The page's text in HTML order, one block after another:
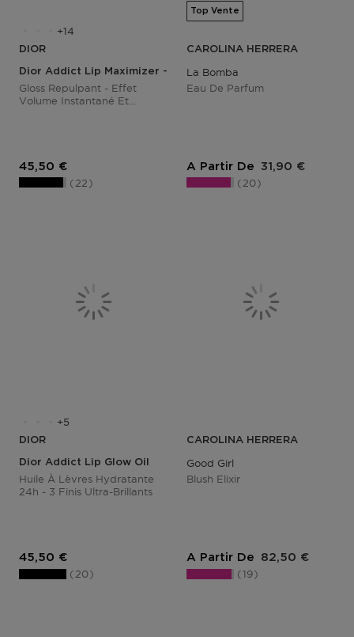
14
DIOR
Dior Addict Lip Maximizer - Plumping Gloss
Gloss Repulpant - Effet
Volume Instantané Et
Prix du produit
45,50 €
22
Top Vente
CAROLINA HERRERA
La Bomba
Eau De Parfum
A Partir De Prix du produit
31,90 €
20
5
DIOR
Dior Addict Lip Glow Oil
Huile À Lèvres Hydratante
24h - 3 Finis Ultra-Brillants
Prix du produit
45,50 €
20
CAROLINA HERRERA
Good Girl
Blush Elixir
A Partir De Prix du produit
82,50 €
19